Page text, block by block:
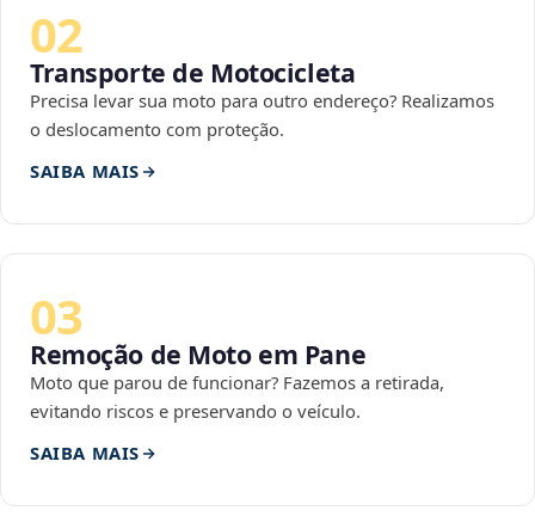
02
Transporte de Motocicleta
Precisa levar sua moto para outro endereço? Realizamos
o deslocamento com proteção.
SAIBA MAIS
03
Remoção de Moto em Pane
Moto que parou de funcionar? Fazemos a retirada,
evitando riscos e preservando o veículo.
SAIBA MAIS